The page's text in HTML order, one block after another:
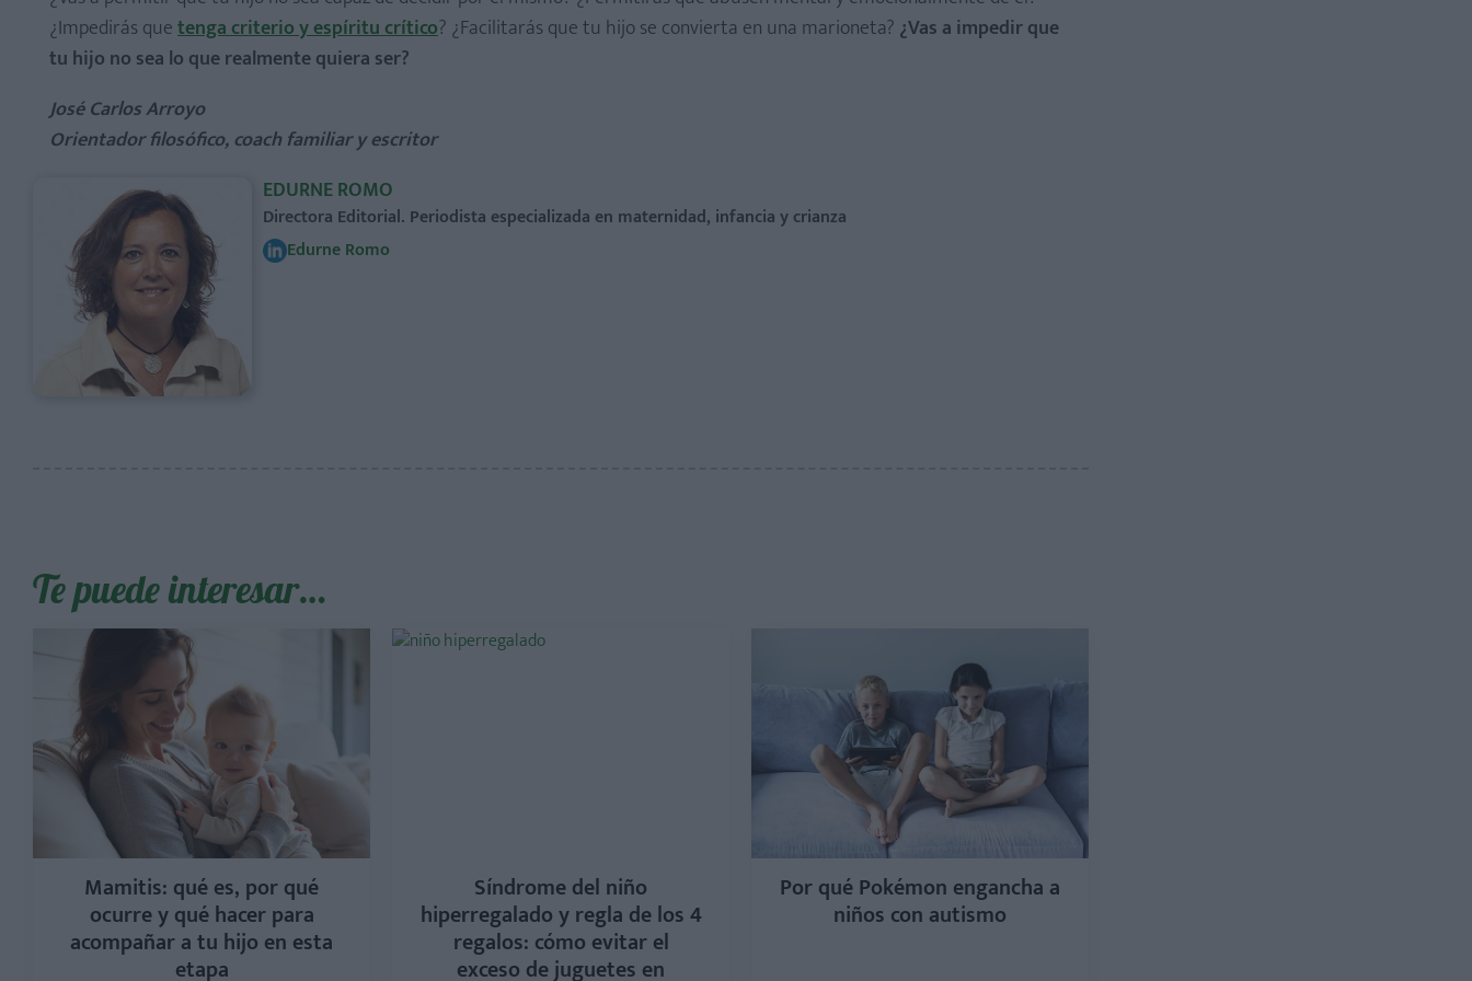
¿Impedirás quetenga criterio y espíritu crítico? ¿Facilitarás que tu hijo se convierta en una marioneta? ¿Vas a impedir que
tu hijo no sea lo que realmente quiera ser?
José Carlos Arroyo
Orientador filosófico, coach familiar y escritor
EDURNE ROMO
Directora Editorial. Periodista especializada en maternidad, infancia y crianza
Edurne Romo
Te puede interesar…
Mamitis: qué es, por qué
ocurre y qué hacer para
acompañar a tu hijo en esta
etapa
Síndrome del niño
hiperregalado y regla de los 4
regalos: cómo evitar el
exceso de juguetes en
Por qué Pokémon engancha a
niños con autismo